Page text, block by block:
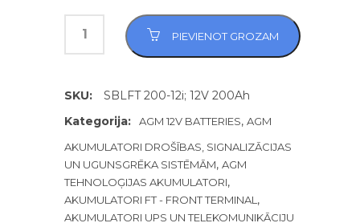
PIEVIENOT GROZAM
SKU:
SBLFT 200-12i; 12V 200Ah
Kategorija:
AGM 12V BATTERIES, AGM
AKUMULATORI DROŠĪBAS, SIGNALIZĀCIJAS
UN UGUNSGRĒKA SISTĒMĀM, AGM
TEHNOLOĢIJAS AKUMULATORI,
AKUMULATORI FT - FRONT TERMINAL ,
AKUMULATORI UPS UN TELEKOMUNIKĀCIJU